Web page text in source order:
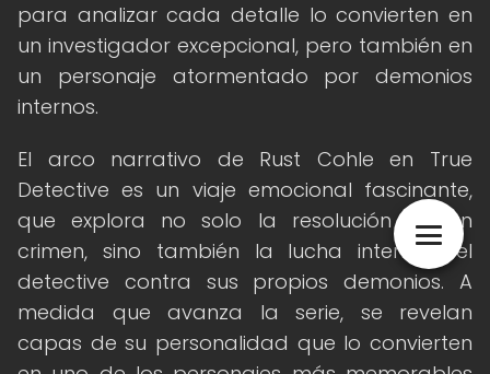
para analizar cada detalle lo convierten en
un investigador excepcional, pero también en
un personaje atormentado por demonios
internos.
El arco narrativo de Rust Cohle en True
Detective es un viaje emocional fascinante,
que explora no solo la resolución de un
crimen, sino también la lucha interna del
detective contra sus propios demonios. A
medida que avanza la serie, se revelan
capas de su personalidad que lo convierten